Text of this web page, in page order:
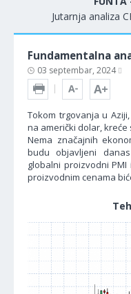
Jutarnja analiza
Fundamentalna
03 septembar, 2024
Tokom trgovanja u
na američki dolar, kreće
Nema značajnih
budu objavljeni
globalni proizvodni
proizvodnim cenama